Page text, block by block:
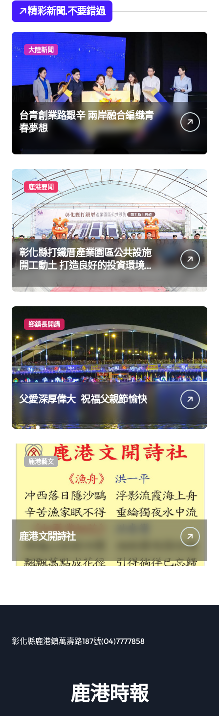
精彩新聞.不要錯過
大陸新聞
台青創業路艱辛 兩岸融合編織青
春夢想
鹿港要聞
彰化縣打鐵厝產業園區公共設施
開工動土 打造良好的投資環境讓
鄉鎮長開講
父愛深厚偉大 祝福父親節愉快
鹿港藝文
鹿港文開詩社
彰化縣鹿港鎮萬壽路187號(04)7777858
鹿港時報